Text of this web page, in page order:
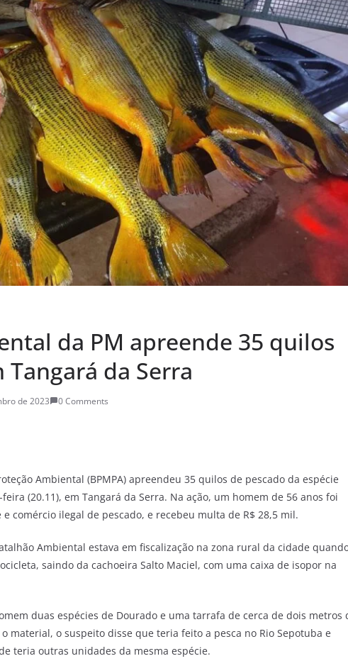
da PM apreende 35 quilos
da Serra
de 2023 0 Comments
Ambiental (BPMPA) apreendeu 35 quilos de pescado da espécie
(20.11), em Tangará da Serra. Na ação, um homem de 56 anos foi
comércio ilegal de pescado, e recebeu multa de R$ 28,5 mil.
Ambiental estava em fiscalização na zona rural da cidade
saindo da cachoeira Salto Maciel, com uma caixa de isopor na
duas espécies de Dourado e uma tarrafa de cerca de dois metros
material, o suspeito disse que teria feito a pesca no Rio Sepotuba e
teria outras unidades da mesma espécie.